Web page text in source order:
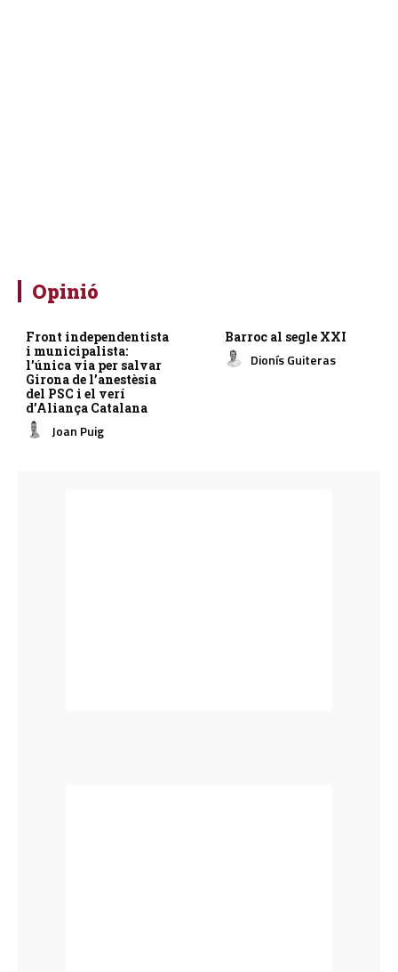
Opinió
Front independentista
i municipalista:
l’única via per salvar
Girona de l’anestèsia
del PSC i el verí
d’Aliança Catalana
Joan Puig
Barroc al segle XXI
Dionís Guiteras